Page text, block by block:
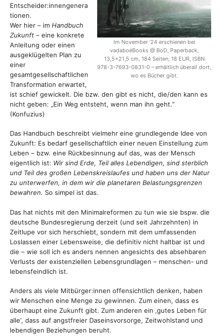
Im November ’24 erschienen bei
vadaboéBooks @ BoD, Paperback,
13,5×21,5 cm, 184 Seiten, 18 EUR, ISBN
978-3-7693-0831-0 – erhältlich überall dort,
wo es Bücher gibt.
Entscheider:innengenera
tionen.
Wer hier – im Handbuch
Zukunft – eine konkrete
Anleitung oder einen
ausgeklügelten Plan zu
einer
gesamtgesellschaftlichen
Transformation erwartet,
ist schief gewickelt. Die bzw. den gibt es nicht, die/den kann es
nicht geben: „Ein Weg entsteht, wenn man ihn geht.“
(Konfuzius)
Das Handbuch beschreibt vielmehr eine grundlegende Idee von
Zukunft: Es bedarf gesellschaftlich einer neuen Einstellung zum
Leben – bzw. eine Rückbesinnung auf das, was der Mensch
eigentlich ist: Wir sind Erde, Teil alles Lebendigen, sind sterblich
und Teil des großen Lebenskreislaufes und haben uns der Natur
zu unterwerfen, in dem wir die planetaren Belastungsgrenzen
bewahren. So simpel ist das.
Das hat nichts mit den Minimalreformen zu tun wie sie bspw. die
deutsche Bundesregierung derzeit (und seit Jahrzehnten) in
Zeitlupe vor sich herschiebt, sondern mit dem umfassenden
Loslassen einer Lebensweise, die definitiv nicht haltbar ist und
die – wie soll ich es anders nennen angesichts des absehbaren
Verlusts der existenziellen Lebensgrundlagen – menschen- und
lebensfeindlich ist.
Anders als viele Mitbürger:innen offensichtlich denken, haben
wir Menschen eine Menge zu gewinnen. Zum einen, dass es
überhaupt eine Zukunft gibt. Zum anderen ein ‚gutes Leben für
alle‘, dass auf angstfreier Daseinsvorsorge, Zeitwohlstand und
lebendigen Beziehungen beruht.